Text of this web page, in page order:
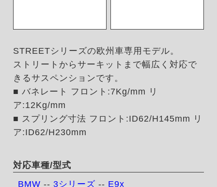
STREETシリーズの欧州車専用モデル。
ストリートからサーキットまで幅広く対応で
きるサスペンションです。
■ バネレート フロント:7Kg/mm リ
ア:12Kg/mm
■ スプリング寸法 フロント:ID62/H145mm リ
ア:ID62/H230mm
対応車種/型式
BMW -- 3シリーズ -- E9x